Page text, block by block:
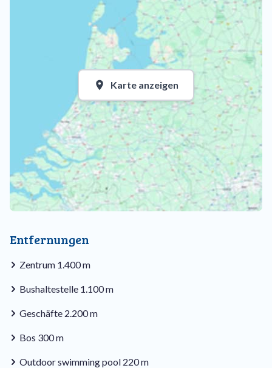
Karte anzeigen
Entfernungen
Zentrum 1.400 m
Bushaltestelle 1.100 m
Geschäfte 2.200 m
Bos 300 m
Outdoor swimming pool 220 m